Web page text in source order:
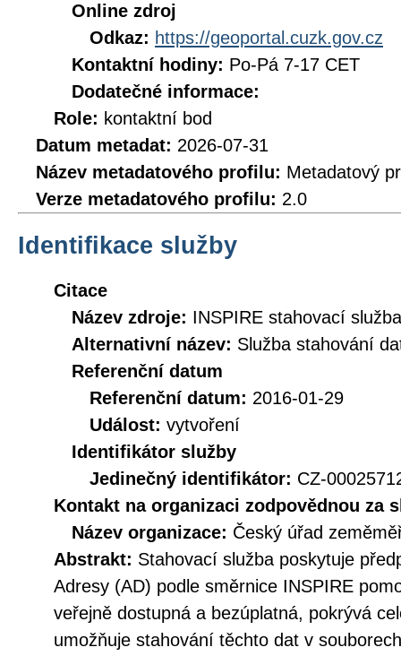
Online zdroj
Odkaz: https://geoportal.cuzk.gov.cz
Kontaktní hodiny: Po-Pá 7-17 CET
Dodatečné informace:
Role: kontaktní bod
Datum metadat: 2026-07-31
Název metadatového profilu: Metadatový
Verze metadatového profilu: 2.0
Identifikace služby
Citace
Název zdroje: INSPIRE stahovací
Alternativní název: Služba stahování
Referenční datum
Referenční datum: 2016-01-29
Událost: vytvoření
Identifikátor služby
Jedinečný identifikátor: CZ-
Kontakt na organizaci zodpovědnou za
Název organizace: Český úřad
Abstrakt: Stahovací služba poskytuje
Adresy (AD) podle směrnice INSPIRE
veřejně dostupná a bezúplatná, pokrývá
umožňuje stahování těchto dat v